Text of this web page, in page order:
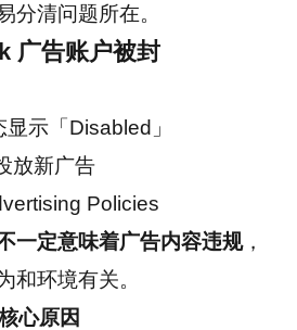
分清问题所在。
广告账户被封
显示「Disabled」
放新广告
Policies
一定意味着广告内容违规，
和环境有关。
心原因